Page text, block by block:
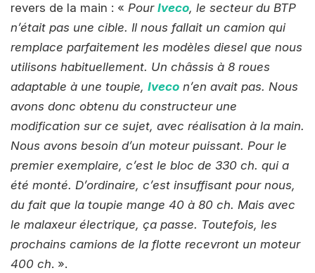
revers de la main : « Pour Iveco, le secteur du BTP
n’était pas une cible. Il nous fallait un camion qui
remplace parfaitement les modèles diesel que nous
utilisons habituellement. Un châssis à 8 roues
adaptable à une toupie, Iveco n’en avait pas. Nous
avons donc obtenu du constructeur une
modification sur ce sujet, avec réalisation à la main.
Nous avons besoin d’un moteur puissant. Pour le
premier exemplaire, c’est le bloc de 330 ch. qui a
été monté. D’ordinaire, c’est insuffisant pour nous,
du fait que la toupie mange 40 à 80 ch. Mais avec
le malaxeur électrique, ça passe. Toutefois, les
prochains camions de la flotte recevront un moteur
400 ch. ».